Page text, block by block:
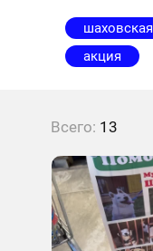
шаховская
акция
Всего: 13